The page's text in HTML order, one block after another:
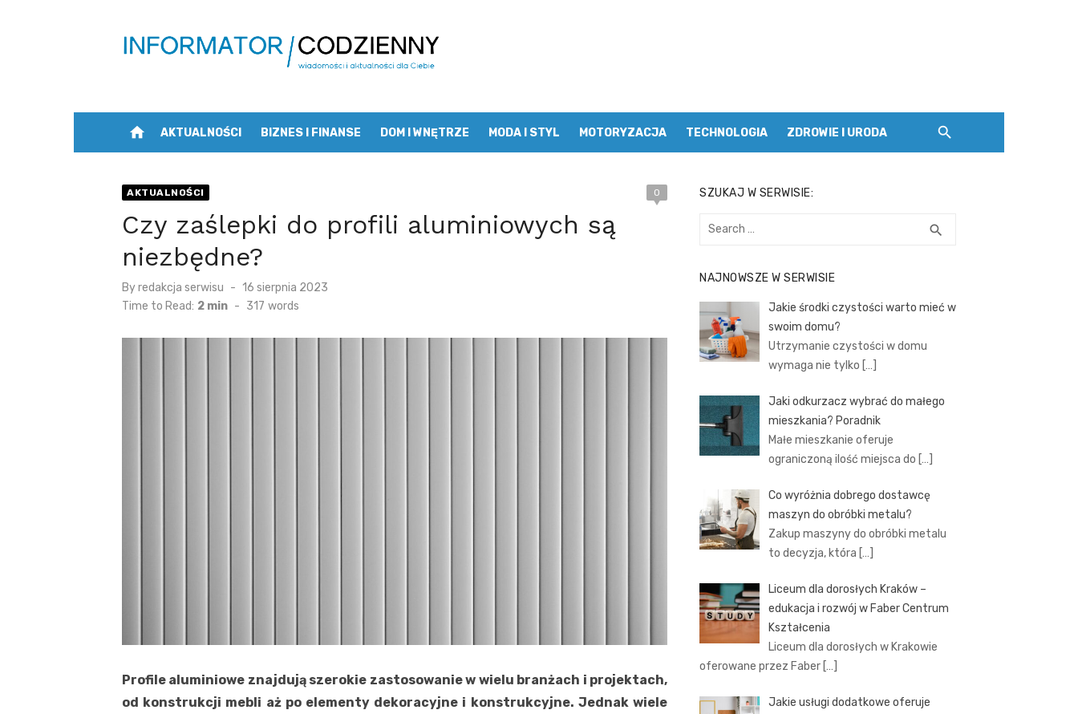
home AKTUALNOŚCI BIZNES I FINANSE DOM I WNĘTRZE MODA I STYL MOTORYZACJA TECHNOLOGIA ZDROWIE I URODA
AKTUALNOŚCI 0
Czy zaślepki do profili aluminiowych są
niezbędne?
Byredakcja serwisu
Posted
on
16 sierpnia 2023
Time to Read: 2 min - 317 words
Profile aluminiowe znajdują szerokie zastosowanie w wielu branżach i projektach,
od konstrukcji mebli aż po elementy dekoracyjne i konstrukcyjne. Jednak wiele
SZUKAJ W SERWISIE:
Search
search
NAJNOWSZE W SERWISIE
Jakie środki czystości warto mieć w
swoim domu?
Utrzymanie czystości w domu
wymaga nie tylko […]
Jaki odkurzacz wybrać do małego
mieszkania? Poradnik
Małe mieszkanie oferuje
ograniczoną ilość miejsca do […]
Co wyróżnia dobrego dostawcę
maszyn do obróbki metalu?
Zakup maszyny do obróbki metalu
to decyzja, która […]
Liceum dla dorosłych Kraków –
edukacja i rozwój w Faber Centrum
Kształcenia
Liceum dla dorosłych w Krakowie
oferowane przez Faber […]
Jakie usługi dodatkowe oferuje